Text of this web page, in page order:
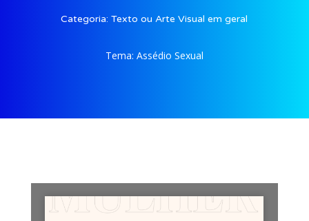
Categoria:Texto ou Arte Visual em geral
Tema: Assédio Sexual